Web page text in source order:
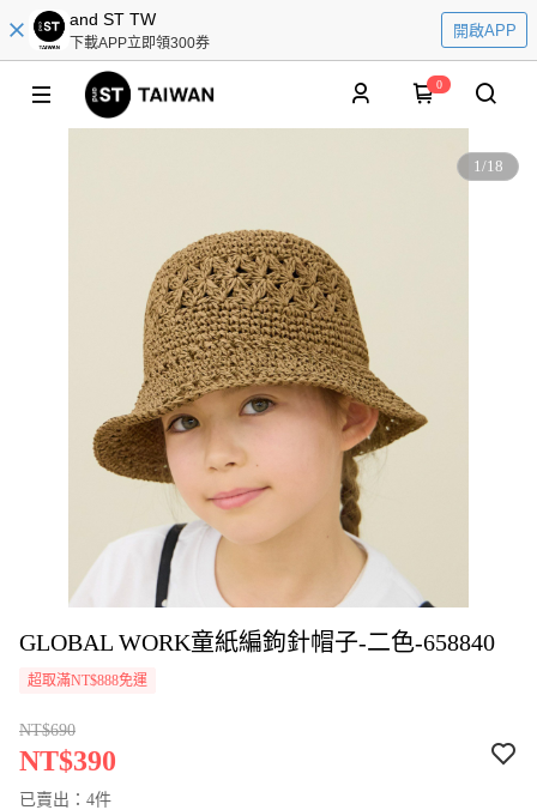
and ST TW
下載APP立即領300券
開啟APP
0
1/18
GLOBAL WORK童紙編鉤針帽子-二色-658840
超取滿NT$888免運
NT$690
NT$390
已賣出：4件